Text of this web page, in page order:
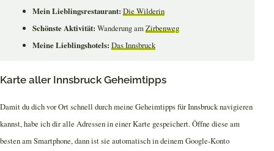
Mein Lieblingsrestaurant: Die Wilderin
Schönste Aktivität: Wanderung am Zirbenweg
Meine Lieblingshotels: Das Innsbruck
Karte aller Innsbruck Geheimtipps
Damit du dich vor Ort schnell durch meine Geheimtipps für Innsbruck navigieren
kannst, habe ich dir alle Adressen in einer Karte gespeichert. Öffne diese am
besten am Smartphone, dann ist sie automatisch in deinem Google-Konto